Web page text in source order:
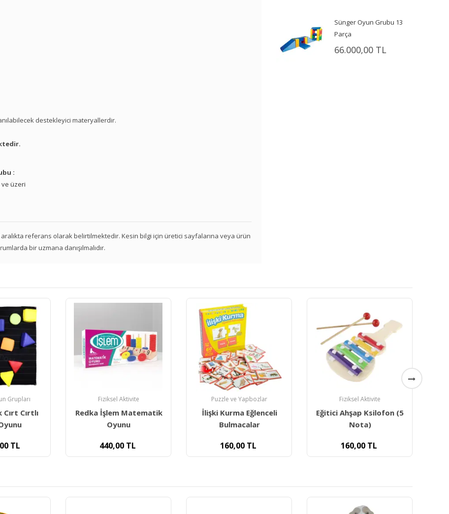
destekleyici materyallerdir.
:
ve üzeri
referans olarak belirtilmektedir. Kesin bilgi için üretici sayfalarına veya ürün
bir uzmana danışılmalıdır.
Sünger Oyun Grubu 13
Parça
66.000,00 TL
Matematik
TL
Puzzle ve Yapbozlar
İlişki Kurma Eğlenceli
Bulmacalar
160,00TL
Fiziksel Aktivite
Eğitici Ahşap Ksilofon (5
Nota)
160,00TL
İç Mekan Oyun Grupları
Sünger Renk Eşleştirme
Küpleri (5 Küp) Ge-233
7.800,00TL